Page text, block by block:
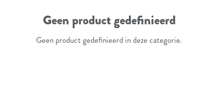
Geen product gedefinieerd
Geen product gedefinieerd in deze categorie.